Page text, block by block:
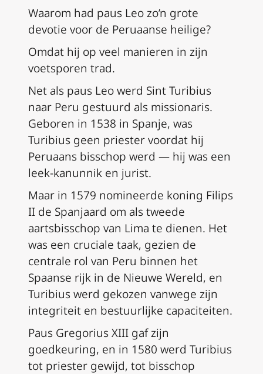
Waarom had paus Leo zo’n grote
devotie voor de Peruaanse heilige?
Omdat hij op veel manieren in zijn
voetsporen trad.
Net als paus Leo werd Sint Turibius
naar Peru gestuurd als missionaris.
Geboren in 1538 in Spanje, was
Turibius geen priester voordat hij
Peruaans bisschop werd — hij was een
leek-kanunnik en jurist.
Maar in 1579 nomineerde koning Filips
II de Spanjaard om als tweede
aartsbisschop van Lima te dienen. Het
was een cruciale taak, gezien de
centrale rol van Peru binnen het
Spaanse rijk in de Nieuwe Wereld, en
Turibius werd gekozen vanwege zijn
integriteit en bestuurlijke capaciteiten.
Paus Gregorius XIII gaf zijn
goedkeuring, en in 1580 werd Turibius
tot priester gewijd, tot bisschop